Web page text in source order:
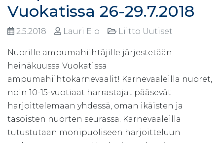
Vuokatissa 26-29.7.2018
2.5.2018 Lauri Elo Liitto Uutiset
Nuorille ampumahiihtäjille järjestetään
heinäkuussa Vuokatissa
ampumahiihtokarnevaalit! Karnevaaleilla nuoret,
noin 10-15-vuotiaat harrastajat pääsevät
harjoittelemaan yhdessä, oman ikäisten ja
tasoisten nuorten seurassa. Karnevaaleilla
tutustutaan monipuoliseen harjoitteluun